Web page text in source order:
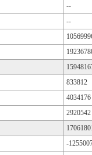
--
--
833812
4034176
2920542
-